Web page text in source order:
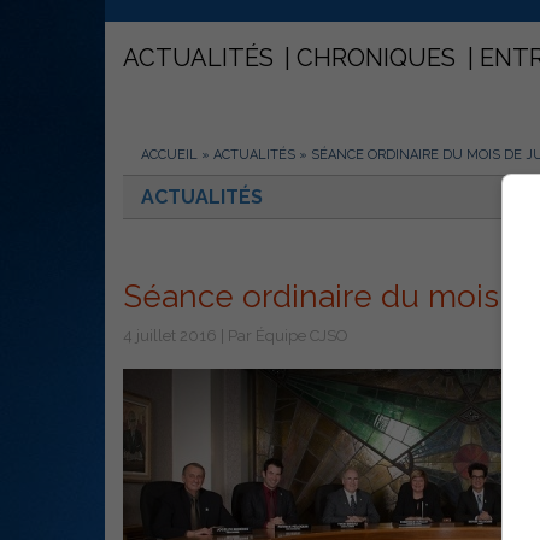
ACTUALITÉS CHRONIQUES
ACCUEIL » ACTUALITÉS » SÉANCE ORDINAIRE DU MOIS DE
ACTUALITÉS
Séance ordinaire du mois
4 juillet 2016 | Par Équipe CJSO